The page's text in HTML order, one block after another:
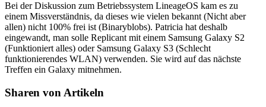
Bei der Diskussion zum Betriebssystem LineageOS kam es zu
einem Missverständnis, da dieses wie vielen bekannt (Nicht aber
allen) nicht 100% frei ist (Binaryblobs). Patricia hat deshalb
eingewandt, man solle Replicant mit einem Samsung Galaxy S2
(Funktioniert alles) oder Samsung Galaxy S3 (Schlecht
funktionierendes WLAN) verwenden. Sie wird auf das nächste
Treffen ein Galaxy mitnehmen.
Sharen von Artikeln